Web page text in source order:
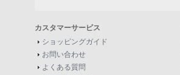
カスタマーサービス
ショッピングガイド
お問い合わせ
よくある質問